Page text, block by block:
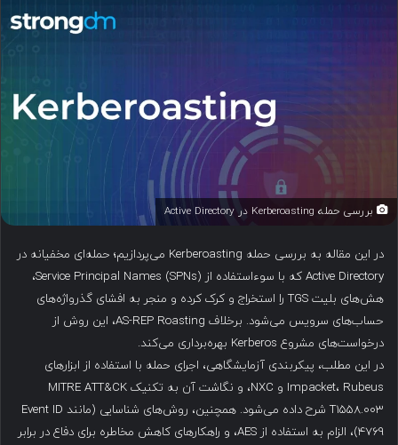
بررسی حمله Kerberoasting در Active Directory
در این مقاله به بررسی حمله Kerberoasting می‌پردازیم؛ حمله‌ای مخفیانه در
Active Directory که با سوءاستفاده از Service Principal Names (SPNs)،
هش‌های بلیت TGS را استخراج و کرک کرده و منجر به افشای گذرواژه‌های
حساب‌های سرویس می‌شود. برخلاف AS-REP Roasting، این روش از
درخواست‌های مشروع Kerberos بهره‌برداری می‌کند.
در این مطلب، پیکربندی آزمایشگاهی، اجرای حمله با استفاده از ابزارهای
Impacket، Rubeus و NXC، و نگاشت آن به تکنیک MITRE ATT&CK
T1558.003 شرح داده می‌شود. همچنین، روش‌های شناسایی (مانند Event ID
4769)، الزام به استفاده از AES، و راهکارهای کاهش مخاطره برای دفاع در برابر